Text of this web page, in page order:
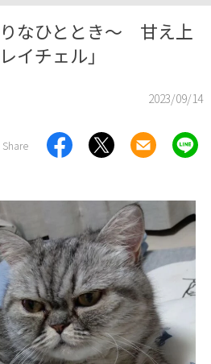
なひととき～ 甘え上
イチェル」
2023/09/14
Share